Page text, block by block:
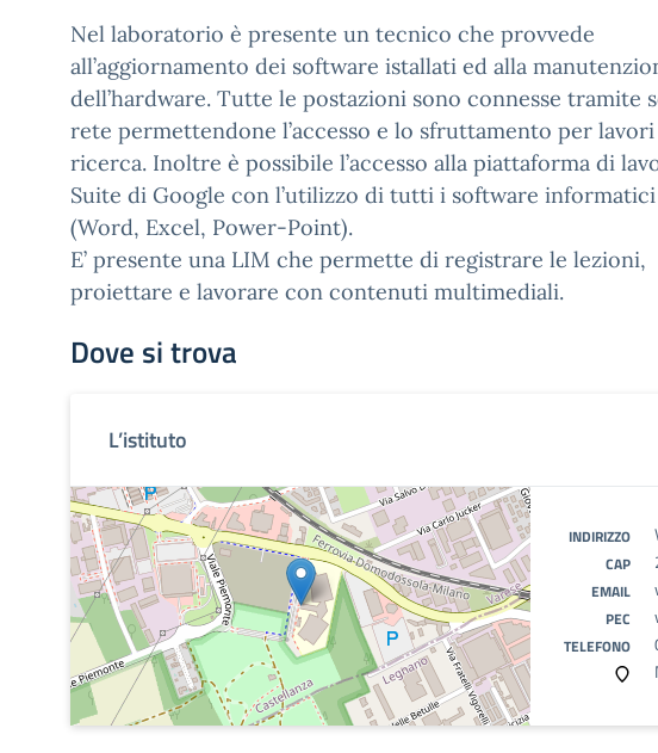
Nel laboratorio è presente un tecnico che provvede
all’aggiornamento dei software istallati ed alla
dell’hardware. Tutte le postazioni sono connesse tramite
rete permettendone l’accesso e lo sfruttamento per
ricerca. Inoltre è possibile l’accesso alla piattaforma di
Suite di Google con l’utilizzo di tutti i software informatici
(Word, Excel, Power-Point).
E’ presente una LIM che permette di registrare le lezioni,
proiettare e lavorare con contenuti multimediali.
Dove si trova
L’istituto
INDIRIZZO
CAP
EMAIL
PEC
TELEFONO